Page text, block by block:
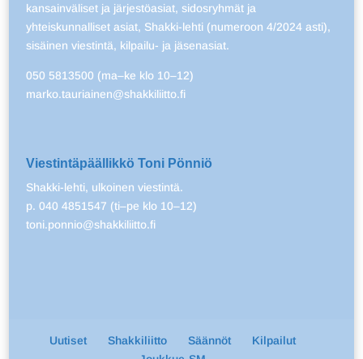
kansainväliset ja järjestöasiat, sidosryhmät ja
yhteiskunnalliset asiat, Shakki-lehti (numeroon 4/2024 asti),
sisäinen viestintä, kilpailu- ja jäsenasiat.
050 5813500 (ma–ke klo 10–12)
marko.tauriainen@shakkiliitto.fi
Viestintäpäällikkö Toni Pönniö
Shakki-lehti, ulkoinen viestintä.
p. 040 4851547 (ti–pe klo 10–12)
toni.ponnio@shakkiliitto.fi
Uutiset Shakkiliitto Säännöt
Kilpailut